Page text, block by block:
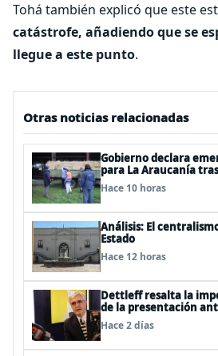
Tohá también explicó que este
catástrofe, añadiendo que se
llegue a este punto.
Otras noticias relacionadas
Gobierno declara
para La Araucanía
de sistemas frontales
Hace 10 horas
Análisis: El
Estado
Hace 12 horas
Dettleff resalta la
de la presentación
Plataforma
Archipiélago Juan
Hace 2 días